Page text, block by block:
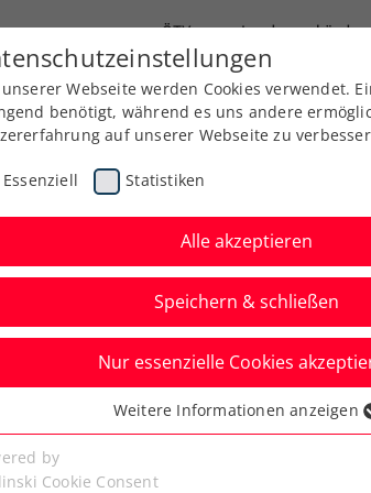
ÖTV Landesverbände
Ausbildung Services Über
Cup Heart
Webseite werden Cookies verwendet.
benötigt, während es uns andere
auf unserer Webseite zu
Essenziell Statistiken
Alle akzeptieren
Speichern & schließen
Nur essenzielle Cookies
Cookies werden für grundlegende
benötigt. Dadurch ist gewährleistet, dass
Weitere Informationen anzeigen
by
Cookie Consent